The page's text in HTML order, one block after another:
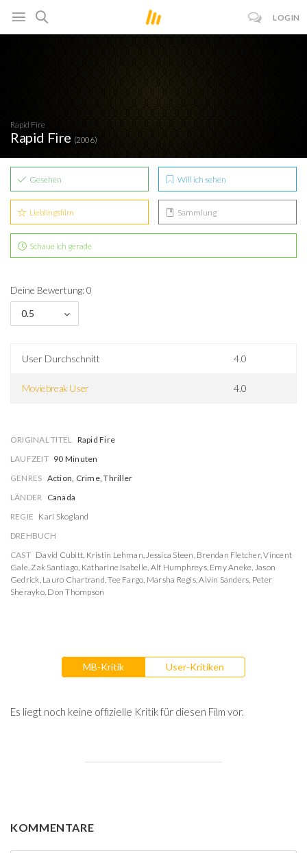
LOGIN
Rapid Fire
Rapid Fire (2006)
Gesehen Will ich sehen
Lieblingsfilm Sammlung
Schaue ich gerade
Deine Bewertung: 0
0.5
User Durchschnitt 4.0
Moviebreak User 4.0
ORIGINAL TITEL Rapid Fire
LAUFZEIT 90 Minuten
GENRES Action, Crime, Thriller
LÄNDER Canada
REGIE Kari Skogland
DREHBUCH
CAST David Cubitt, Kristin Lehman,Jessica Steen, Brendan Fletcher,Vincent
Gale,Zak Santiago, Katharine Isabelle, Alf Humphreys, Emy Aneke, Jason
Gedrick, Lauro Chartrand,Tee Fargo, Marsha Regis,Alvin Sanders, Peter
Sherayko, Don Thompson
MB-Kritik User-Kritiken
Es liegt noch keine offizielle Kritik für diesen Film vor.
KOMMENTARE